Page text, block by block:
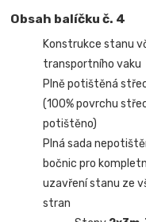
Obsah balíčku č. 4
Konstrukce stanu
transportního vaku
Plně potištěná
(100% povrchu
potištěno)
Plná sada
bočnic pro
uzavření stanu ze
stran